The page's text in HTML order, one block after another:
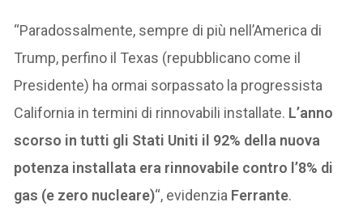
“Paradossalmente, sempre di più nell’America di
Trump, perfino il Texas (repubblicano come il
Presidente) ha ormai sorpassato la progressista
California in termini di rinnovabili installate. L’anno
scorso in tutti gli Stati Uniti il 92% della nuova
potenza installata era rinnovabile contro l’8% di
gas (e zero nucleare)“, evidenzia Ferrante.